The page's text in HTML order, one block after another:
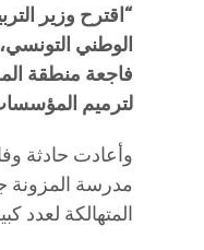
“اقترح وزير
الوطني
فاجعة منطقة
لترميم
وأعادت حادثة
مدرسة المزونة
المتهالكة لعدد